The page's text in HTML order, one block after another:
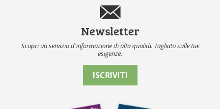
Newsletter
Scopri un servizio d'informazione di alta qualità. Tagliato sulle tue
esigenze.
ISCRIVITI